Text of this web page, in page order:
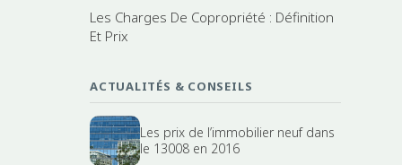
Les Charges De Copropriété : Définition
Et Prix
ACTUALITÉS & CONSEILS
Les prix de l’immobilier neuf dans
le 13008 en 2016